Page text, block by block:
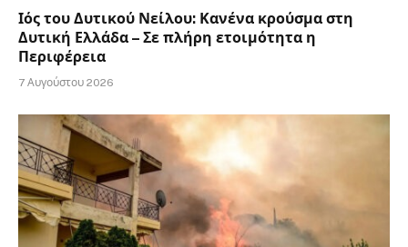
Ιός του Δυτικού Νείλου: Κανένα κρούσμα στη
Δυτική Ελλάδα – Σε πλήρη ετοιμότητα η
Περιφέρεια
7 Αυγούστου 2026